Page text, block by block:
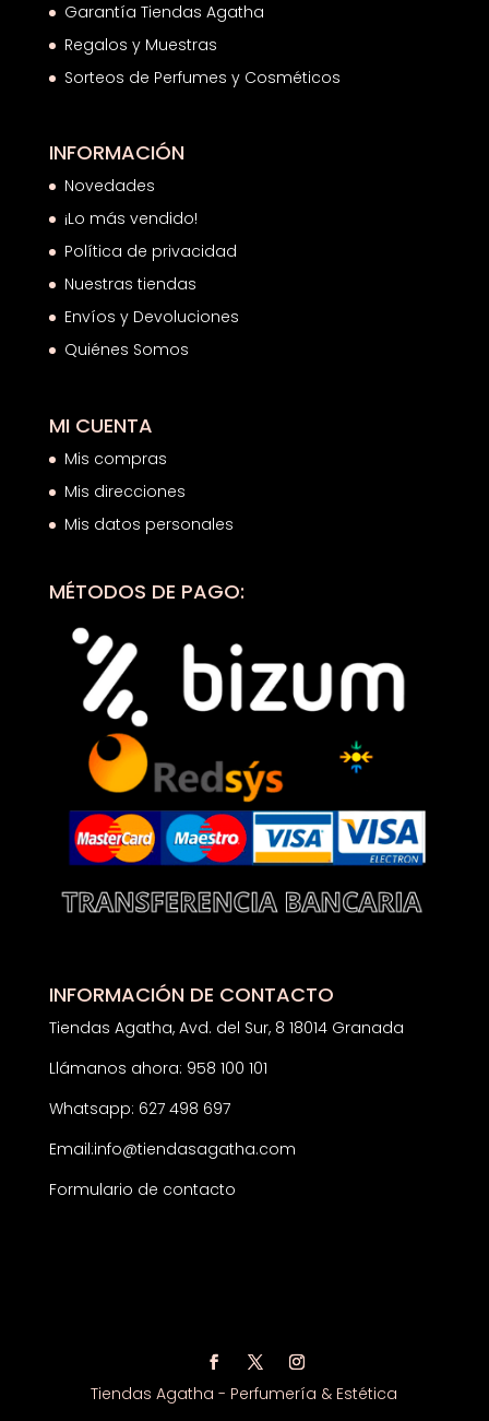
Garantía Tiendas Agatha
Regalos y Muestras
Sorteos de Perfumes y Cosméticos
INFORMACIÓN
Novedades
¡Lo más vendido!
Política de privacidad
Nuestras tiendas
Envíos y Devoluciones
Quiénes Somos
MI CUENTA
Mis compras
Mis direcciones
Mis datos personales
MÉTODOS DE PAGO:
INFORMACIÓN DE CONTACTO
Tiendas Agatha, Avd. del Sur, 8 18014 Granada
Llámanos ahora: 958 100 101
Whatsapp: 627 498 697
Email:info@tiendasagatha.com
Formulario de contacto
Tiendas Agatha - Perfumería & Estética